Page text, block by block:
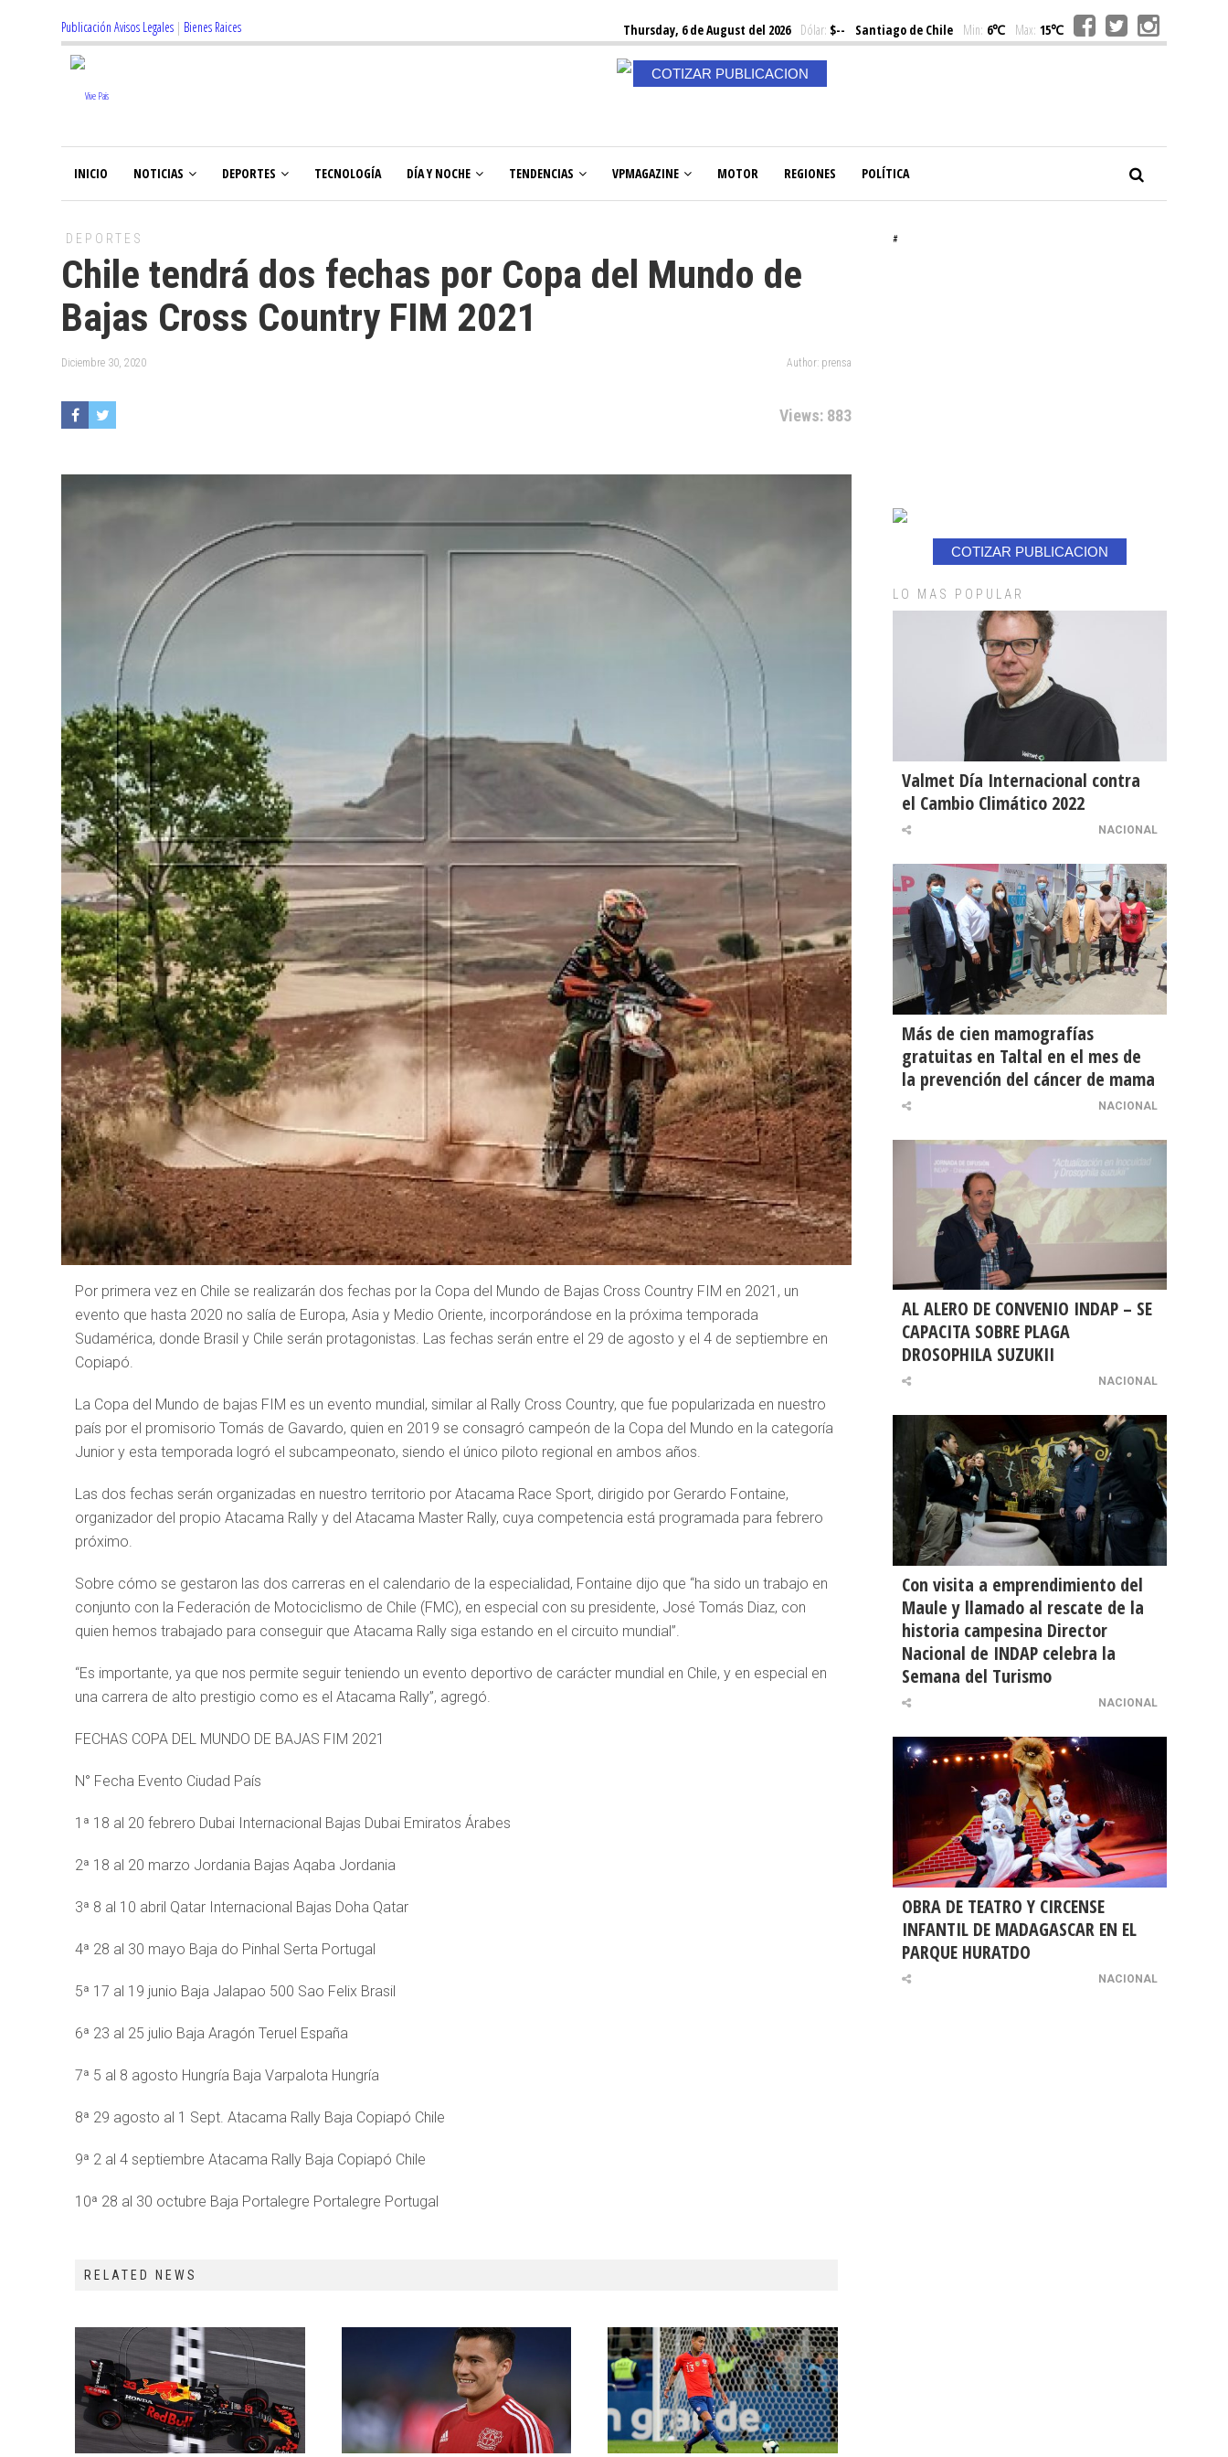
Publicación Avisos Legales | Bienes Raices Thursday, 6 de August del 2026Dólar: $-- Santiago de Chile Min: 6℃ Max: 15℃
COTIZAR PUBLICACION
INICIO NOTICIAS DEPORTES TECNOLOGÍA DÍA Y NOCHE TENDENCIAS VPMAGAZINE MOTOR REGIONES POLÍTICA
DEPORTES
Chile tendrá dos fechas por Copa del Mundo de
Bajas Cross Country FIM 2021
Diciembre 30, 2020 Author: prensa
Views: 883
Por primera vez en Chile se realizarán dos fechas por la Copa del Mundo de Bajas Cross Country FIM en 2021, un
evento que hasta 2020 no salía de Europa, Asia y Medio Oriente, incorporándose en la próxima temporada
Sudamérica, donde Brasil y Chile serán protagonistas. Las fechas serán entre el 29 de agosto y el 4 de septiembre en
Copiapó.
La Copa del Mundo de bajas FIM es un evento mundial, similar al Rally Cross Country, que fue popularizada en nuestro
país por el promisorio Tomás de Gavardo, quien en 2019 se consagró campeón de la Copa del Mundo en la categoría
Junior y esta temporada logró el subcampeonato, siendo el único piloto regional en ambos años.
Las dos fechas serán organizadas en nuestro territorio por Atacama Race Sport, dirigido por Gerardo Fontaine,
organizador del propio Atacama Rally y del Atacama Master Rally, cuya competencia está programada para febrero
próximo.
Sobre cómo se gestaron las dos carreras en el calendario de la especialidad, Fontaine dijo que “ha sido un trabajo en
conjunto con la Federación de Motociclismo de Chile (FMC), en especial con su presidente, José Tomás Diaz, con
quien hemos trabajado para conseguir que Atacama Rally siga estando en el circuito mundial”.
“Es importante, ya que nos permite seguir teniendo un evento deportivo de carácter mundial en Chile, y en especial en
una carrera de alto prestigio como es el Atacama Rally”, agregó.
FECHAS COPA DEL MUNDO DE BAJAS FIM 2021
N° Fecha Evento Ciudad País
1ª 18 al 20 febrero Dubai Internacional Bajas Dubai Emiratos Árabes
2ª 18 al 20 marzo Jordania Bajas Aqaba Jordania
3ª 8 al 10 abril Qatar Internacional Bajas Doha Qatar
4ª 28 al 30 mayo Baja do Pinhal Serta Portugal
5ª 17 al 19 junio Baja Jalapao 500 Sao Felix Brasil
6ª 23 al 25 julio Baja Aragón Teruel España
7ª 5 al 8 agosto Hungría Baja Varpalota Hungría
8ª 29 agosto al 1 Sept. Atacama Rally Baja Copiapó Chile
9ª 2 al 4 septiembre Atacama Rally Baja Copiapó Chile
10ª 28 al 30 octubre Baja Portalegre Portalegre Portugal
RELATED NEWS
#
COTIZAR PUBLICACION
LO MAS POPULAR
Valmet Día Internacional contra
el Cambio Climático 2022
NACIONAL
Más de cien mamografías
gratuitas en Taltal en el mes de
la prevención del cáncer de mama
NACIONAL
AL ALERO DE CONVENIO INDAP – SE
CAPACITA SOBRE PLAGA
DROSOPHILA SUZUKII
NACIONAL
Con visita a emprendimiento del
Maule y llamado al rescate de la
historia campesina Director
Nacional de INDAP celebra la
Semana del Turismo
NACIONAL
OBRA DE TEATRO Y CIRCENSE
INFANTIL DE MADAGASCAR EN EL
PARQUE HURATDO
NACIONAL